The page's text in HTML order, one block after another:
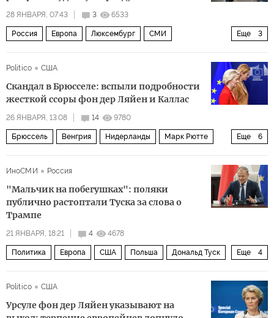
28 ЯНВАРЯ, 07:43 3 6533
Еще 3
Россия Европа Люксембург СМИ
Politico
США
Скандал в Брюсселе: вспыли подробности
жесткой ссоры фон дер Ляйен и Каллас
26 ЯНВАРЯ, 13:08 14 9780
Еще 6
Брюссель Венгрия Нидерланды Марк Рютте
ИноСМИ Россия
"Мальчик на побегушках": поляки
публично растоптали Туска за слова о
Трампе
21 ЯНВАРЯ, 18:21 4 4678
Еще 4
Политика Европа США Польша Дональд Туск
Politico
США
Урсуле фон дер Ляйен указывают на